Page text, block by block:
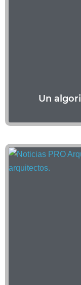
Un